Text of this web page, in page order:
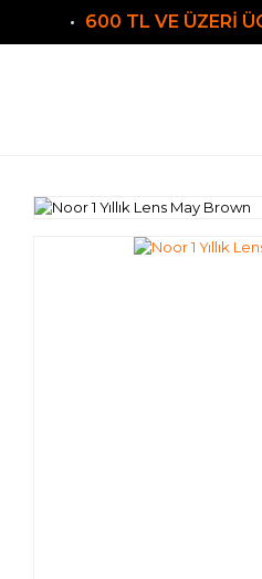
600 TL VE ÜZERİ